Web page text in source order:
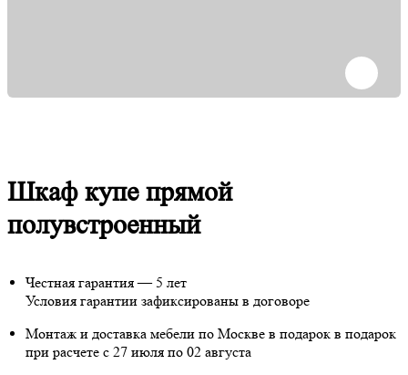
Шкаф купе прямой
полувстроенный
Честная гарантия — 5 лет
Условия гарантии зафиксированы в договоре
Монтаж и доставка мебели по Москве в подарок в подарок
при расчете с 27 июля по 02 августа